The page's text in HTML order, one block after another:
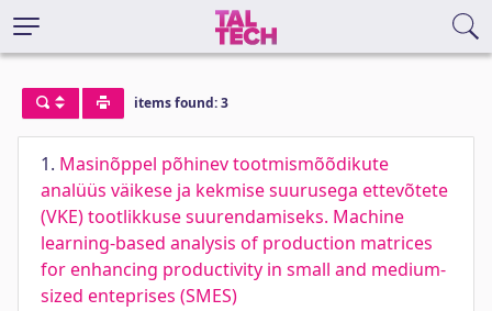
items found: 3
1. Masinõppel põhinev tootmismõõdikute
analüüs väikese ja kekmise suurusega ettevõtete
(VKE) tootlikkuse suurendamiseks. Machine
learning-based analysis of production matrices
for enhancing productivity in small and medium-
sized enteprises (SMES)